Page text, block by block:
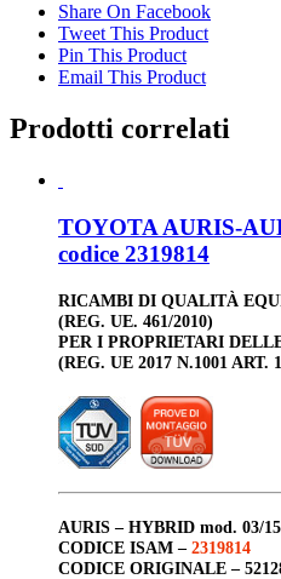
Share On Facebook
Tweet This Product
Pin This Product
Email This Product
Prodotti correlati
TOYOTA AURIS-
codice 2319814
RICAMBI DI QUALITÀ
(REG. UE. 461/2010)
PER I PROPRIETARI
(REG. UE 2017 N.1001 ART.
AURIS – HYBRID mod. 03/
CODICE ISAM – 2319814
CODICE ORIGINALE –